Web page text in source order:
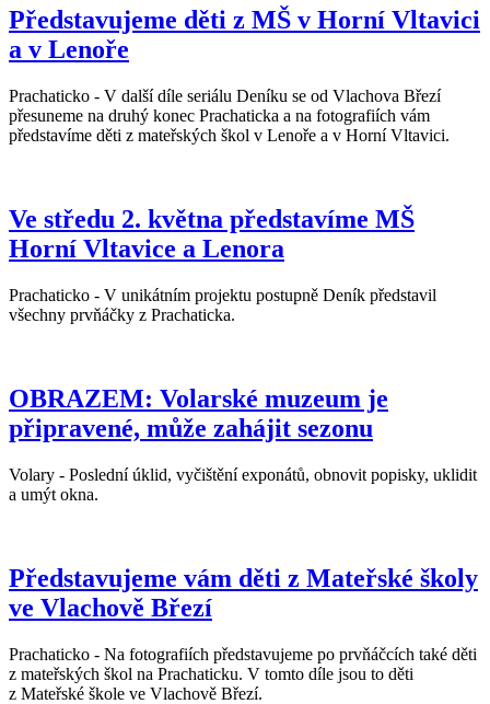
Představujeme děti z MŠ v Horní Vltavici
a v Lenoře
Prachaticko - V další díle seriálu Deníku se od Vlachova Březí
přesuneme na druhý konec Prachaticka a na fotografiích vám
představíme děti z mateřských škol v Lenoře a v Horní Vltavici.
Ve středu 2. května představíme MŠ
Horní Vltavice a Lenora
Prachaticko - V unikátním projektu postupně Deník představil
všechny prvňáčky z Prachaticka.
OBRAZEM: Volarské muzeum je
připravené, může zahájit sezonu
Volary - Poslední úklid, vyčištění exponátů, obnovit popisky, uklidit
a umýt okna.
Představujeme vám děti z Mateřské školy
ve Vlachově Březí
Prachaticko - Na fotografiích představujeme po prvňáčcích také děti
z mateřských škol na Prachaticku. V tomto díle jsou to děti
z Mateřské škole ve Vlachově Březí.